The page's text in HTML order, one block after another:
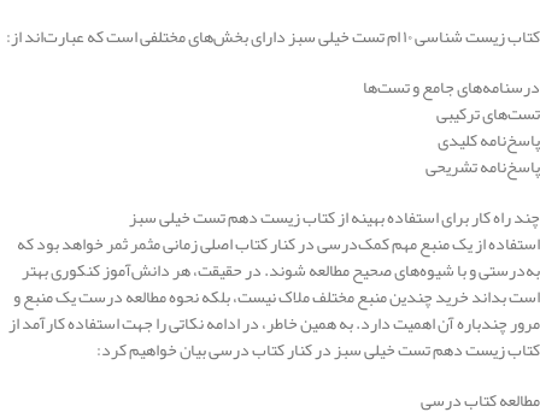
کتاب زیست شناسی ۱۰ ام تست خیلی سبز دارای بخش‌های مختلفی است که عبارت‌اند از:
درسنامه‌های جامع و تست‌ها
تست‌های ترکیبی
پاسخ‌نامه کلیدی
پاسخ‌نامه تشریحی
چند راه کار برای استفاده بهینه از کتاب زیست دهم تست خیلی سبز
استفاده از یک منبع مهم کمک‌درسی در کنار کتاب اصلی زمانی مثمر ثمر خواهد بود که
به‌درستی و با شیوه‌های صحیح مطالعه شوند. در حقیقت، هر دانش‌آموز کنکوری بهتر
است بداند خرید چندین منبع مختلف ملاک نیست، بلکه نحوه مطالعه درست یک منبع و
مرور چندباره آن اهمیت دارد. به همین خاطر، در ادامه نکاتی را جهت استفاده کارآمد از
کتاب زیست دهم تست خیلی سبز در کنار کتاب درسی بیان خواهیم کرد:
مطالعه کتاب درسی